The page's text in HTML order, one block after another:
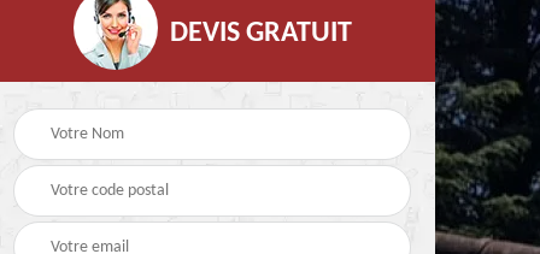
Hydrofuge coloré pour
toiture 85
Démoussage
nettoyage de tuile 85
DEVIS GRATUIT